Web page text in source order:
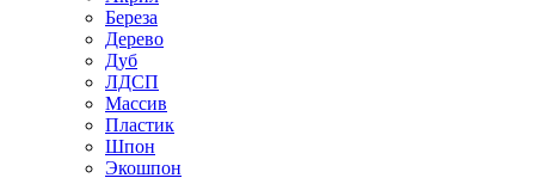
Береза
Дерево
Дуб
ЛДСП
Массив
Пластик
Шпон
Экошпон